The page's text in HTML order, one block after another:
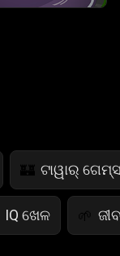
🏰 ଟାୱାର୍
IQ ଖେଳ 🌱